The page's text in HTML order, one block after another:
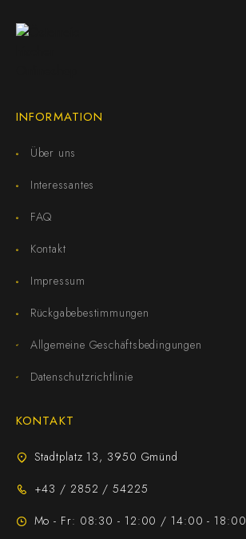
INFORMATION
Über uns
Interessantes
FAQ
Kontakt
Impressum
Rückgabebestimmungen
Allgemeine Geschäftsbedingungen
Datenschutzrichtlinie
KONTAKT
Stadtplatz 13, 3950 Gmünd
+43 / 2852 / 54225
Mo - Fr: 08:30 - 12:00 / 14:00 - 18:00